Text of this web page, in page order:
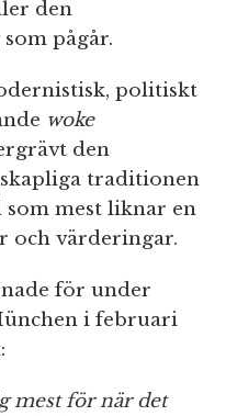
den
pågår.
politiskt
woke
den
traditionen
mest liknar en
och värderingar.
för under
i februari
mest för när det